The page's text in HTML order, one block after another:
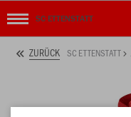
SC ETTENSTATT
ZURÜCK SC ETTENSTATT